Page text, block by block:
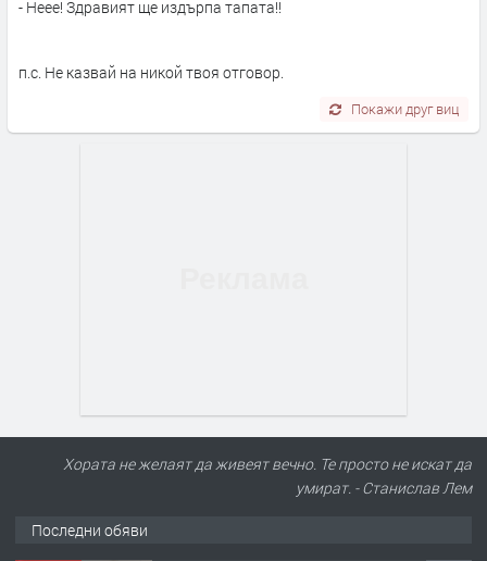
- Неее! Здравият ще издърпа тапата!!
п.с. Не казвай на никой твоя отговор.
Покажи друг виц
Хората не желаят да живеят вечно. Те просто не искат да
умират. - Станислав Лем
Последни обяви